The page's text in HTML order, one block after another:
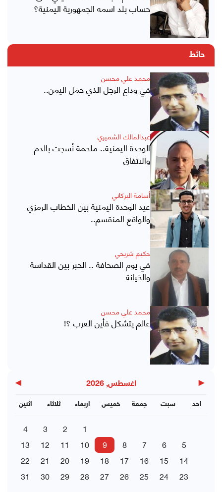
حساب بلد اسمه الجمهورية اليمنية؟
حائط
محمد علي محسن
في وداع الرجل الذي حمل اليمن..
عبدالمالك الشميري
الوحدة اليمنية.. ملحمة نُسجت بالدم
والاتفاق
أسامة البركاني
عيد الوحدة اليمنية بين الخطاب الرمزي
والواقع المنقسم..
حكيم شريحي
في يوم الصحافة .. الحبر بين القداسة
والخيانة
محمد علي محسن
عالم يتشكل فأين العرب ؟!
◀ اغسطس, 2026 ▶
اثنين ثلاثاء اربعاء خميس جمعة سبت احد
1
2
3
4
5
6
7
8
9
10
11
12
13
14
15
16
17
18
19
20
21
22
23
24
25
26
27
28
29
30
31